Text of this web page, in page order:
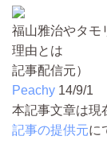
福山雅治やタモ
理由とは
記事配信元）
Peachy 14/9/1
本記事文章は現
記事の提供元に